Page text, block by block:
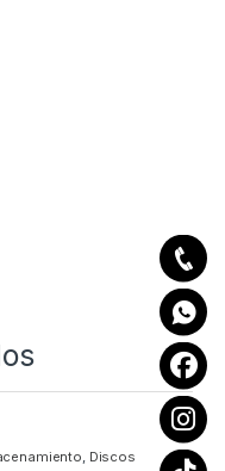
, Discos